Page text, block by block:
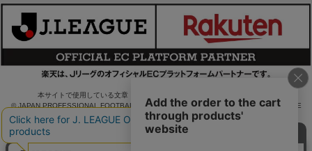
本サイトで使用している文章・画像等の無断での複製・転載を禁止します。
© JAPAN PROFESSIONAL FOOTBALL LEAGUE Rakuten Group, Inc. ALL RIGHTS RE
SERVED.